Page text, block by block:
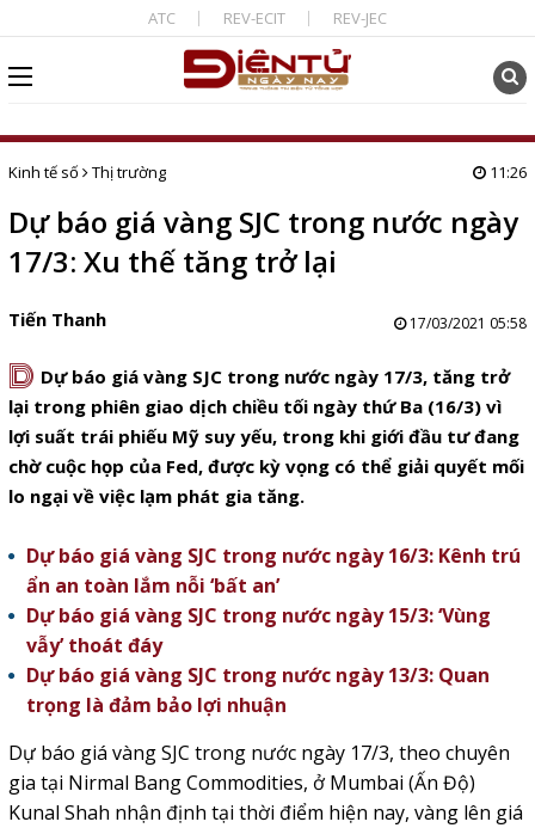
ATC REV-ECIT REV-JEC
Kinh tế số Thị trường 11:26
Dự báo giá vàng SJC trong nước ngày
17/3: Xu thế tăng trở lại
Tiến Thanh 17/03/2021 05:58
D Dự báo giá vàng SJC trong nước ngày 17/3, tăng trở
lại trong phiên giao dịch chiều tối ngày thứ Ba (16/3) vì
lợi suất trái phiếu Mỹ suy yếu, trong khi giới đầu tư đang
chờ cuộc họp của Fed, được kỳ vọng có thể giải quyết mối
lo ngại về việc lạm phát gia tăng.
Dự báo giá vàng SJC trong nước ngày 16/3: Kênh trú
ẩn an toàn lắm nỗi ‘bất an’
Dự báo giá vàng SJC trong nước ngày 15/3: ‘Vùng
vẫy’ thoát đáy
Dự báo giá vàng SJC trong nước ngày 13/3: Quan
trọng là đảm bảo lợi nhuận
Dự báo giá vàng SJC trong nước ngày 17/3, theo chuyên
gia tại Nirmal Bang Commodities, ở Mumbai (Ấn Độ)
Kunal Shah nhận định tại thời điểm hiện nay, vàng lên giá